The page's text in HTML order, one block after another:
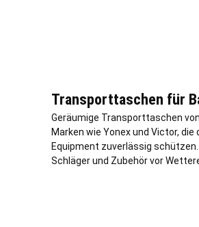
Transporttaschen für
Geräumige Transporttaschen
Marken wie Yonex und Victor, die
Equipment zuverlässig
Schläger und Zubehör vor